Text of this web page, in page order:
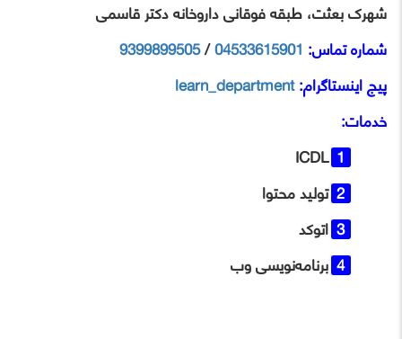
شهرک بعثت، طبقه فوقانی داروخانه دکتر قاسمی
شماره تماس: 04533615901
/
9399899505
پیج اینستاگرام:learn_department
خدمات:
ICDL
تولید محتوا
اتوکد
برنامه‌نویسی وب